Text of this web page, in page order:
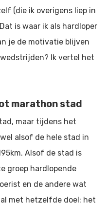
(die ik overigens liep in
is waar ik als hardloper
je de motivatie blijven
Ik vertel het
marathon stad
maar tijdens het
alsof de hele stad in
Alsof de stad is
groep hardlopende
en de andere wat
met hetzelfde doel: het